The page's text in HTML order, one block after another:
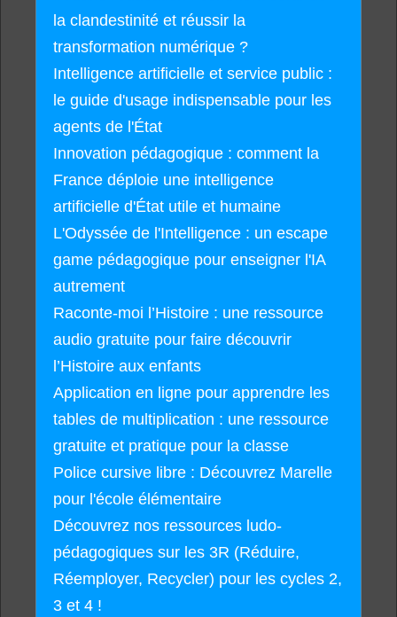
la clandestinité et réussir la
transformation numérique ?
Intelligence artificielle et service public :
le guide d'usage indispensable pour les
agents de l'État
Innovation pédagogique : comment la
France déploie une intelligence
artificielle d'État utile et humaine
L'Odyssée de l'Intelligence : un escape
game pédagogique pour enseigner l'IA
autrement
Raconte-moi l’Histoire : une ressource
audio gratuite pour faire découvrir
l’Histoire aux enfants
Application en ligne pour apprendre les
tables de multiplication : une ressource
gratuite et pratique pour la classe
Police cursive libre : Découvrez Marelle
pour l'école élémentaire
Découvrez nos ressources ludo-
pédagogiques sur les 3R (Réduire,
Réemployer, Recycler) pour les cycles 2,
3 et 4 !